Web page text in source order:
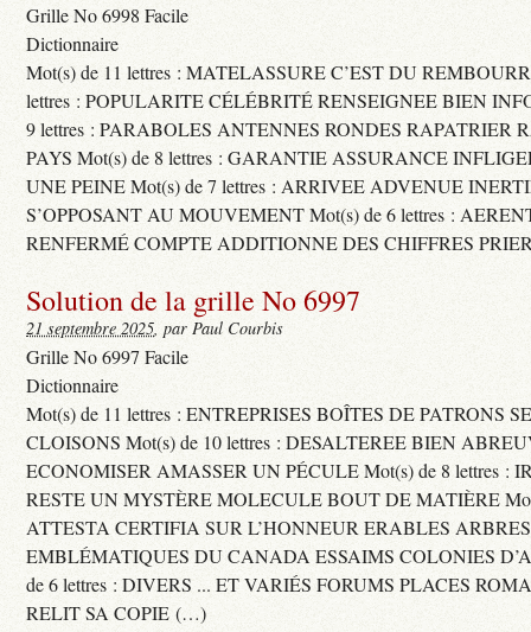
Grille No 6998 Facile
Dictionnaire
Mot(s) de 11 lettres : MATELASSURE C’EST DU
lettres : POPULARITE CÉLÉBRITÉ RENSEIGNEE BIEN
9 lettres : PARABOLES ANTENNES RONDES RAPATRIER
PAYS Mot(s) de 8 lettres : GARANTIE ASSURANCE
UNE PEINE Mot(s) de 7 lettres : ARRIVEE ADVENUE
S’OPPOSANT AU MOUVEMENT Mot(s) de 6 lettres :
RENFERMÉ COMPTE ADDITIONNE DES CHIFFRES
Solution de la grille No 6997
21 septembre 2025, par Paul Courbis
Grille No 6997 Facile
Dictionnaire
Mot(s) de 11 lettres : ENTREPRISES BOÎTES DE PATRONS
CLOISONS Mot(s) de 10 lettres : DESALTEREE BIEN
ECONOMISER AMASSER UN PÉCULE Mot(s) de 8 lettres :
RESTE UN MYSTÈRE MOLECULE BOUT DE MATIÈRE
ATTESTA CERTIFIA SUR L’HONNEUR ERABLES ARBRES
EMBLÉMATIQUES DU CANADA ESSAIMS COLONIES
de 6 lettres : DIVERS ... ET VARIÉS FORUMS PLACES
RELIT SA COPIE (…)